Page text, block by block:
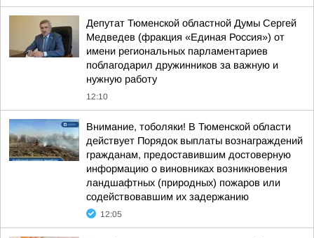
Депутат Тюменской областной Думы Сергей
Медведев (фракция «Единая Россия») от
имени региональных парламентариев
поблагодарил дружинников за важную и
нужную работу
12:10
Внимание, тоболяки! В Тюменской области
действует Порядок выплаты вознаграждений
гражданам, предоставившим достоверную
информацию о виновниках возникновения
ландшафтных (природных) пожаров или
содействовавшим их задержанию
12:05